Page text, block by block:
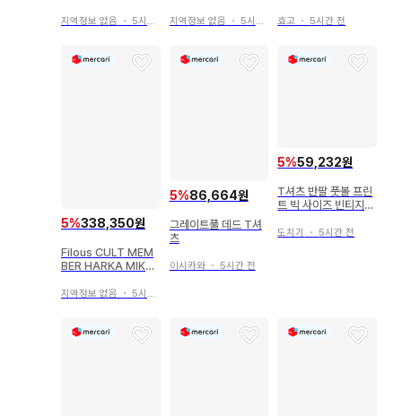
지역정보 없음 ・ 5시간 전 지역정보 없음 ・ 5시간 전 효고 ・5시간 전
5%338,350원
Filous CULT MEM
BER HARKA MIKA
지역정보 없음 ・ 5시간 전
5%86,664원
그레이트풀 데드 T셔
츠
이시카와・ 5시간 전
5%59,232원
T셔츠 반팔 풋볼 프린
트 빅 사이즈 빈티지
도치기 ・5시간 전